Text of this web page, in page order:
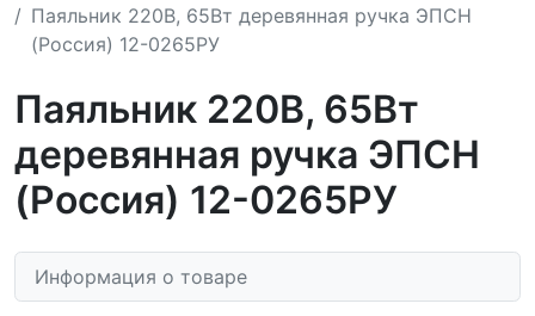
Паяльник 220В, 65Вт деревянная ручка ЭПСН
(Россия) 12-0265РУ
Паяльник 220В, 65Вт
деревянная ручка ЭПСН
(Россия) 12-0265РУ
Информация о товаре